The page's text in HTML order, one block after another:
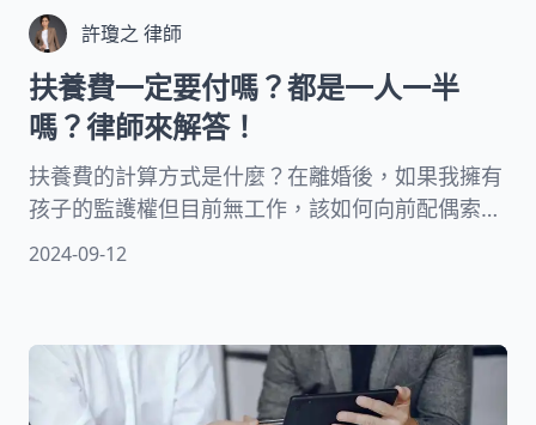
許瓊之 律師
扶養費一定要付嗎？都是一人一半
嗎？律師來解答！
扶養費的計算方式是什麼？在離婚後，如果我擁有
孩子的監護權但目前無工作，該如何向前配偶索取
扶養費來付孩子的教育和生活開銷？再者，離婚後
法律權益。
2024-09-12